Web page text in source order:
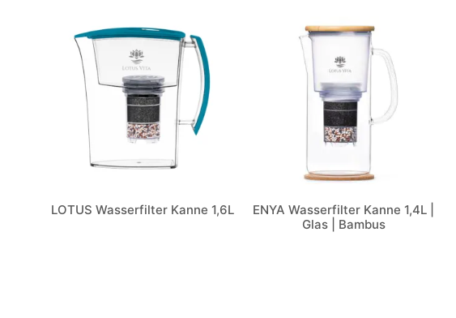
LOTUS Wasserfilter Kanne 1,6L
ENYA Wasserfilter Kanne 1,4L |
Glas | Bambus